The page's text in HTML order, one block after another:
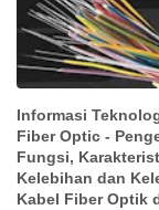
Informasi
Fiber Optic -
Fungsi,
Kelebihan dan
Kabel Fiber Optik